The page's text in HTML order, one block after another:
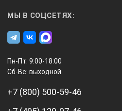
МЫ В СОЦСЕТЯХ:
Пн-Пт: 9:00-18:00
Сб-Вс: выходной
+7 (800) 500-59-46